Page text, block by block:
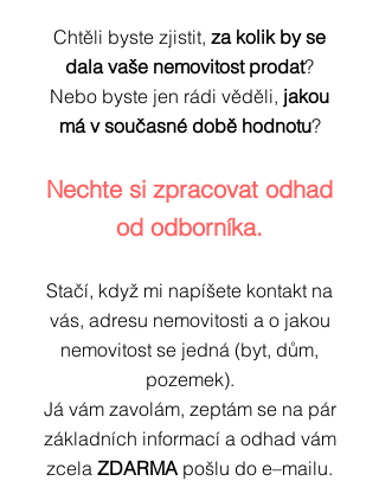
Chtěli byste zjistit, za kolik by se
dala vaše nemovitost prodat?
Nebo byste jen rádi věděli, jakou
má v současné době hodnotu?
Nechte si zpracovat odhad
od odborníka.
Stačí, když mi napíšete kontakt na
vás, adresu nemovitosti a o jakou
nemovitost se jedná (byt, dům,
pozemek).
Já vám zavolám, zeptám se na pár
základních informacía odhad vám
zcela ZDARMA pošlu do e–mailu.